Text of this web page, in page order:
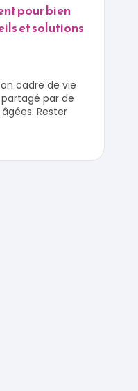
pour bien
et solutions
cadre de vie
par de
Rester